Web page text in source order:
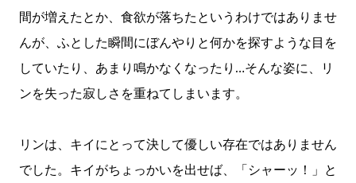
間が増えたとか、食欲が落ちたというわけではありませ
んが、ふとした瞬間にぼんやりと何かを探すような目を
していたり、あまり鳴かなくなったり…そんな姿に、リ
ンを失った寂しさを重ねてしまいます。
リンは、キイにとって決して優しい存在ではありません
でした。キイがちょっかいを出せば、「シャーッ！」と